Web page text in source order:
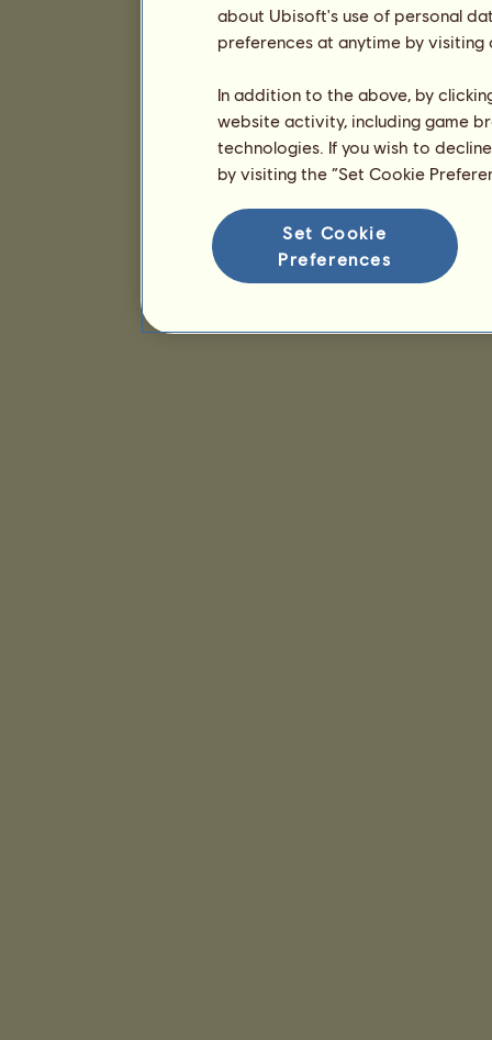
about Ubisoft's use of personal
preferences at anytime by
In addition to the above, by
website activity, including game
technologies. If you wish to
by visiting the “Set Cookie
Set Cookie
Preferences